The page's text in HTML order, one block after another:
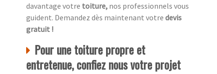
davantage votre toiture, nos professionnels vous
guident. Demandez dès maintenant votre devis
gratuit !
Pour une toiture propre et
entretenue, confiez nous votre projet